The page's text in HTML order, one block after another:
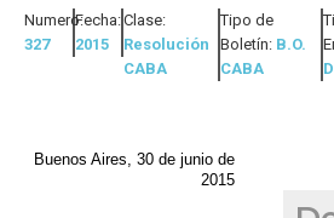
Numero:
327
Fecha:
2015
Clase:
Resolución
CABA
Tipo de
Boletín: B.O.
CABA
Buenos Aires, 30 de junio de
2015